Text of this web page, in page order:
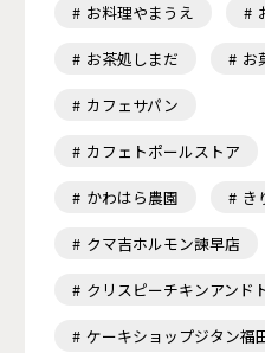
お料理やまうえ
お茶処しまだ お
カフェサパン
カフェトポールストア
かわはら農園 き
クマ吉ホルモン諫早店
クリスピーチキンアンド
ケーキショップジタン福